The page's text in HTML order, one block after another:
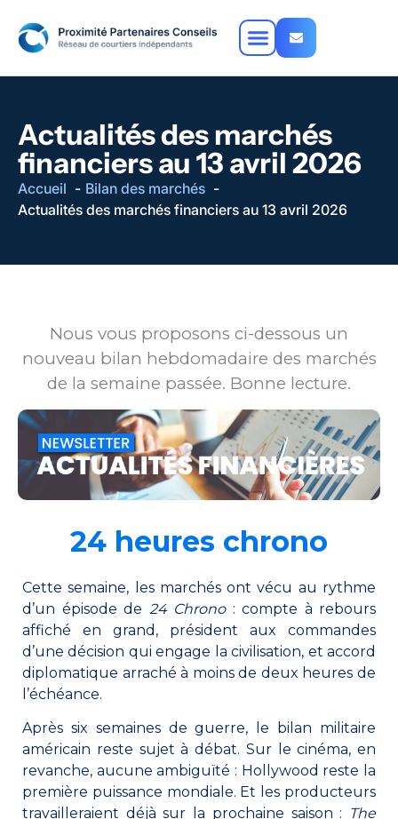
Actualités des marchés
financiers au 13 avril 2026
Accueil
Bilan des marchés
Actualités des marchés financiers au 13 avril 2026
Nous vous proposons ci-dessous un
nouveau bilan hebdomadaire des marchés
de la semaine passée. Bonne lecture.
24 heures chrono
Cette semaine, les marchés ont vécu au rythme
d’un épisode de 24 Chrono: compte à rebours
affiché en grand, président aux commandes
d’une décision qui engage la civilisation, et accord
diplomatique arraché à moins de deux heures de
l’échéance.
Après six semaines de guerre, le bilan militaire
américain reste sujet à débat. Sur le cinéma, en
revanche, aucune ambiguïté : Hollywood reste la
première puissance mondiale. Et les producteurs
travailleraient déjà sur la prochaine saison : The